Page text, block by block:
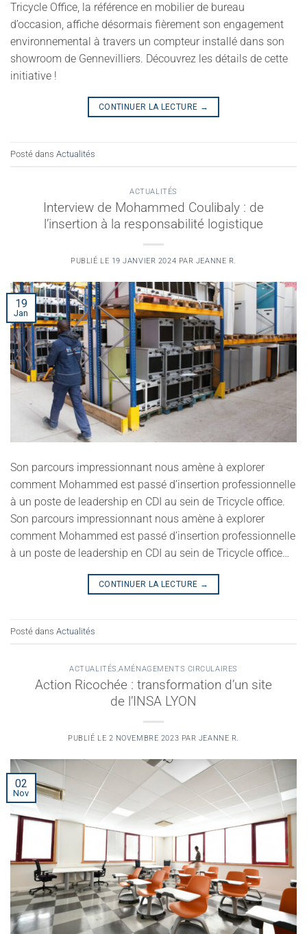
Tricycle Office, la référence en mobilier de bureau
d’occasion, affiche désormais fièrement son engagement
environnemental à travers un compteur installé dans son
showroom de Gennevilliers. Découvrez les détails de cette
initiative !
CONTINUER LA LECTURE →
Posté dans Actualités
ACTUALITÉS
Interview de Mohammed Coulibaly : de
l’insertion à la responsabilité logistique
PUBLIÉ LE 19 JANVIER 2024 PAR JEANNE R.
19
Jan
Son parcours impressionnant nous amène à explorer
comment Mohammed est passé d’insertion professionnelle
à un poste de leadership en CDI au sein de Tricycle office.
Son parcours impressionnant nous amène à explorer
comment Mohammed est passé d’insertion professionnelle
à un poste de leadership en CDI au sein de Tricycle office…
CONTINUER LA LECTURE →
Posté dans Actualités
ACTUALITÉS,AMÉNAGEMENTS CIRCULAIRES
Action Ricochée : transformation d’un site
de l’INSA LYON
PUBLIÉ LE 2 NOVEMBRE 2023 PAR JEANNE R.
02
Nov